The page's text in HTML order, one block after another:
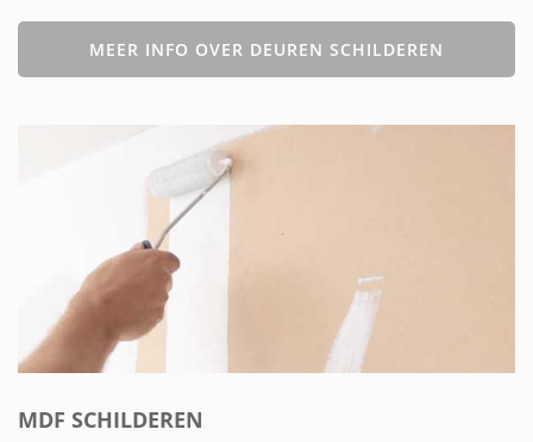
MEER INFO OVER DEUREN SCHILDEREN
MDF SCHILDEREN